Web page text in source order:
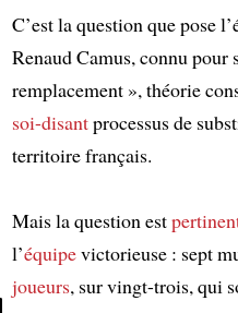
C’est la question que pose
Renaud Camus, connu pour
remplacement », théorie
soi-disantprocessus de
territoire français.
Mais la question est
l’équipevictorieuse : sept
joueurs, sur vingt-trois, qui